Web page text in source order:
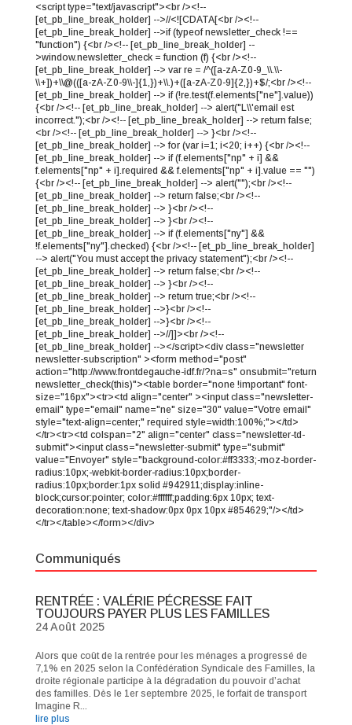
<script type="text/javascript"><br /><!--
[et_pb_line_break_holder] -->//<![CDATA[<br /><!--
[et_pb_line_break_holder] -->if (typeof newsletter_check !==
"function") {<br /><!-- [et_pb_line_break_holder] --
>window.newsletter_check = function (f) {<br /><!--
[et_pb_line_break_holder] --> var re = /^([a-zA-Z0-9_\\.\\-
\\+])+\\@(([a-zA-Z0-9\\-]{1,})+\\.)+([a-zA-Z0-9]{2,})+$/;<br /><!--
[et_pb_line_break_holder] --> if (!re.test(f.elements["ne"].value))
{<br /><!-- [et_pb_line_break_holder] --> alert("L\\'email est
incorrect.");<br /><!-- [et_pb_line_break_holder] --> return false;
<br /><!-- [et_pb_line_break_holder] --> }<br /><!--
[et_pb_line_break_holder] --> for (var i=1; i<20; i++) {<br /><!--
[et_pb_line_break_holder] --> if (f.elements["np" + i] &&
f.elements["np" + i].required && f.elements["np" + i].value == "")
{<br /><!-- [et_pb_line_break_holder] --> alert("");<br /><!--
[et_pb_line_break_holder] --> return false;<br /><!--
[et_pb_line_break_holder] --> }<br /><!--
[et_pb_line_break_holder] --> }<br /><!--
[et_pb_line_break_holder] --> if (f.elements["ny"] &&
!f.elements["ny"].checked) {<br /><!-- [et_pb_line_break_holder]
--> alert("You must accept the privacy statement");<br /><!--
[et_pb_line_break_holder] --> return false;<br /><!--
[et_pb_line_break_holder] --> }<br /><!--
[et_pb_line_break_holder] --> return true;<br /><!--
[et_pb_line_break_holder] -->}<br /><!--
[et_pb_line_break_holder] -->}<br /><!--
[et_pb_line_break_holder] -->//]]><br /><!--
[et_pb_line_break_holder] --></script><div class="newsletter
newsletter-subscription" ><form method="post"
action="http://www.frontdegauche-idf.fr/?na=s" onsubmit="return
newsletter_check(this)"><table border="none !important" font-
size="16px"><tr><td align="center" ><input class="newsletter-
email" type="email" name="ne" size="30" value="Votre email"
style="text-align=center;" required style=width:100%;"></td>
</tr><tr><td colspan="2" align="center" class="newsletter-td-
submit"><input class="newsletter-submit" type="submit"
value="Envoyer" style="background-color:#ff3333;-moz-border-
radius:10px;-webkit-border-radius:10px;border-
radius:10px;border:1px solid #942911;display:inline-
block;cursor:pointer; color:#ffffff;padding:6px 10px; text-
decoration:none; text-shadow:0px 0px 10px #854629;"/></td>
</tr></table></form></div>
Communiqués
RENTRÉE : VALÉRIE PÉCRESSE FAIT
TOUJOURS PAYER PLUS LES FAMILLES
24 Août 2025
Alors que coût de la rentrée pour les ménages a progressé de
7,1% en 2025 selon la Confédération Syndicale des Familles, la
droite régionale participe à la dégradation du pouvoir d’achat
des familles. Dès le 1er septembre 2025, le forfait de transport
Imagine R...
lire plus